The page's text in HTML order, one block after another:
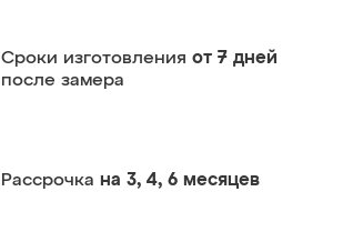
Сроки изготовления от 7 дней
после замера
Рассрочка на 3, 4, 6 месяцев